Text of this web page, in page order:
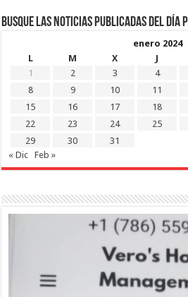
Busque las noticias publicadas del día
enero 2024
L
M X J
1
2 3 4
8
9 10 11
15
16 17 18
22
23 24 25
29
30
31
« Dic
Feb »